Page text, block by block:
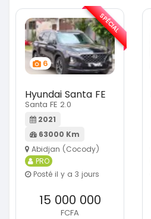
6
Hyundai Santa FE
Santa FE 2.0
2021
63000 Km
Abidjan (Cocody)
PRO
Posté il y a 3 jours
15 000 000
FCFA
SPÉCIAL